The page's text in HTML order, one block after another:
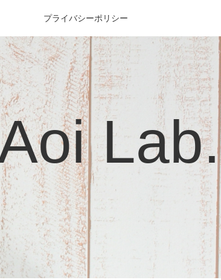
Lab.
プライバシーポリシー